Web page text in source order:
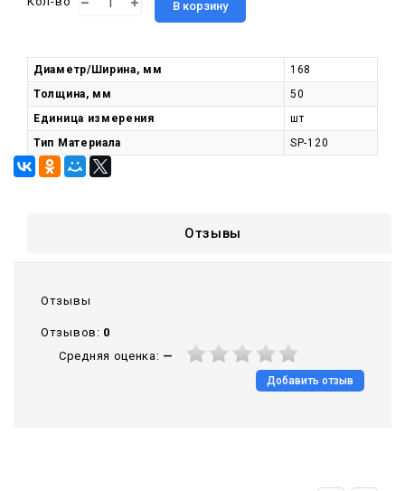
В корзину
Диаметр/Ширина, мм
168
Толщина, мм
50
Единица измерения
шт
Тип Материала
SP-120
Отзывы
Отзывы
Отзывов: 0
Средняя оценка: —
Добавить отзыв